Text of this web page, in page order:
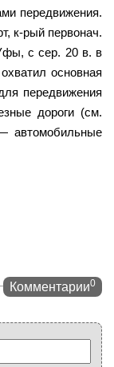
передвижения.
к-рый первонач.
с сер. 20 в. в
основная
передвижения
дороги (см.
автомобильные
Комментарии0